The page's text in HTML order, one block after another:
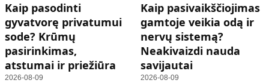
Kaip pasodinti
gyvatvorę privatumui
sode? Krūmų
pasirinkimas,
atstumai ir priežiūra
2026-08-09
Kaip pasivaikščiojimas
gamtoje veikia odą ir
nervų sistemą?
Neakivaizdi nauda
savijautai
2026-08-09